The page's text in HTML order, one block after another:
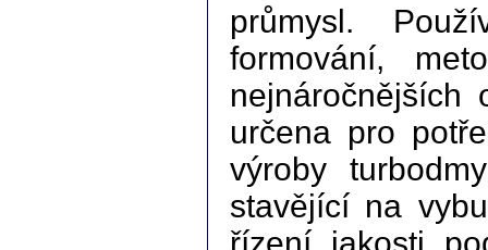
průmysl.
formování,
nejnáročnějších
určena pro
výroby
stavějící na